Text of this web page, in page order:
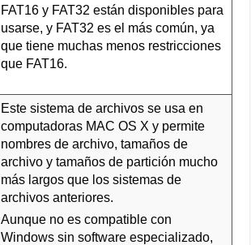
FAT16 y FAT32 están disponibles para
usarse, y FAT32 es el más común, ya
que tiene muchas menos restricciones
que FAT16.
Este sistema de archivos se usa en
computadoras MAC OS X y permite
nombres de archivo, tamaños de
archivo y tamaños de partición mucho
más largos que los sistemas de
archivos anteriores.
Aunque no es compatible con
Windows sin software especializado,